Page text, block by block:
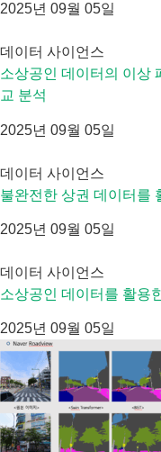
2025년 09월 05일
데이터 사이언스
소상공인 데이터의 이상
교 분석
2025년 09월 05일
데이터 사이언스
불완전한 상권 데이터를
2025년 09월 05일
데이터 사이언스
소상공인 데이터를 활용
2025년 09월 05일